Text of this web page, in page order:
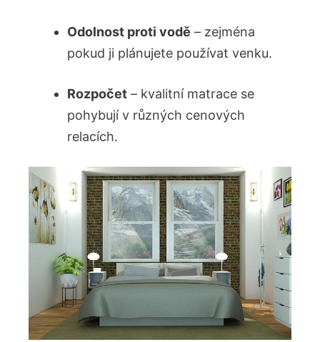
Odolnost proti vodě – zejména
pokud ji plánujete používat venku.
Rozpočet – kvalitní matrace se
pohybují v různých cenových
relacích.